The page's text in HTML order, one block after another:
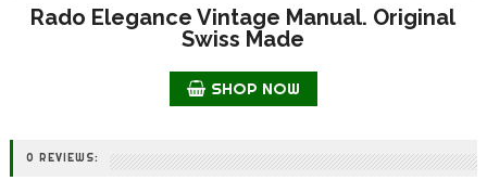
Rado Elegance Vintage Manual. Original
Swiss Made
SHOP NOW
0 REVIEWS: